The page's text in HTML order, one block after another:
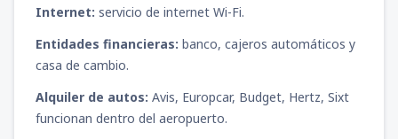
Internet: servicio de internet Wi-Fi.
Entidades financieras: banco, cajeros automáticos y
casa de cambio.
Alquiler de autos: Avis, Europcar, Budget, Hertz, Sixt
funcionan dentro del aeropuerto.